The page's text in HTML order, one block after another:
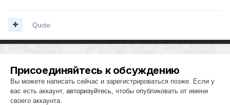
Quote
Присоединяйтесь к обсуждению
Вы можете написать сейчас и зарегистрироваться позже. Если у
вас есть аккаунт, авторизуйтесь , чтобы опубликовать от имени
своего аккаунта.